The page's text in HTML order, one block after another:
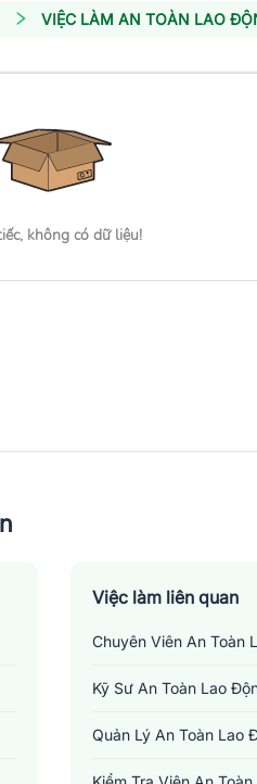
VIỆC LÀM AN TOÀN LAO
không có dữ liệu!
Việc làm liên quan
Chuyên Viên An Toàn
Kỹ Sư An Toàn Lao
Quản Lý An Toàn Lao